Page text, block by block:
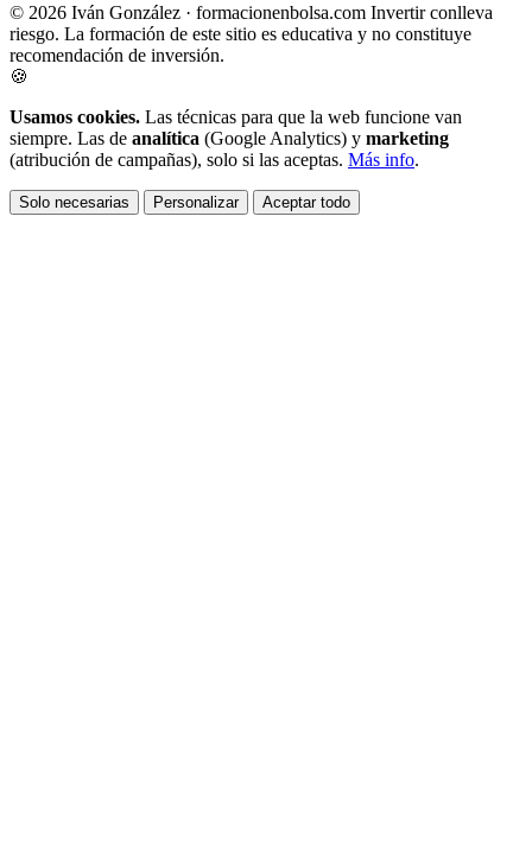
© 2026 Iván González · formacionenbolsa.com Invertir conlleva
riesgo. La formación de este sitio es educativa y no constituye
recomendación de inversión.
🍪
Usamos cookies. Las técnicas para que la web funcione van
siempre. Las de analítica (Google Analytics) y marketing
(atribución de campañas), solo si las aceptas. Más info.
Solo necesarias Personalizar Aceptar todo